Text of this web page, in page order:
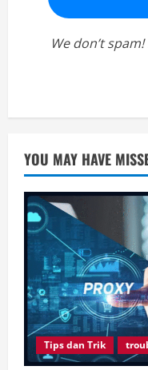
We don’t
YOU MAY HAVE
Tips dan Trik